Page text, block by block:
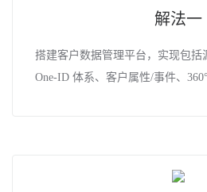
解法一
搭建客户数据管理平台，实现包括
One-ID 体系、客户属性/事件、